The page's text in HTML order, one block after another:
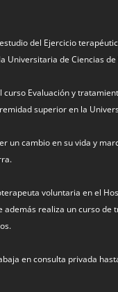
del Ejercicio
Universitaria de Ciencias de
curso Evaluación y
superior en la
un cambio en su vida y
voluntaria en el
además realiza un curso de
en consulta privada